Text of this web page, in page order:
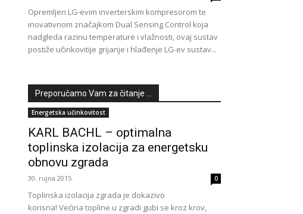
Opremljen LG-evim inverterskim kompresorom te
inovativnom značajkom Dual Sensing Control koja
nadgleda razinu temperature i vlažnosti, ovaj sustav
postiže učinkovitije grijanje i hlađenje LG-ev sustav...
Preporučamo Vam za čitanje ...
Energetska učinkovitost
KARL BACHL – optimalna
toplinska izolacija za energetsku
obnovu zgrada
30. rujna 2015. 0
Toplinska izolacija zgrada je dokazivo
korisna! Većina topline u zgradi gubi se kroz krov,